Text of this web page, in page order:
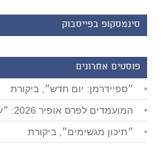
סינמסקופ בפייסבוק
פוסטים אחרונים
״ספיידרמן: יום חדש״, ביקורת
המועמדים לפרס אופיר 2026: ״עצמאות״ מוביל
״תיכון מגשימים״, ביקורת